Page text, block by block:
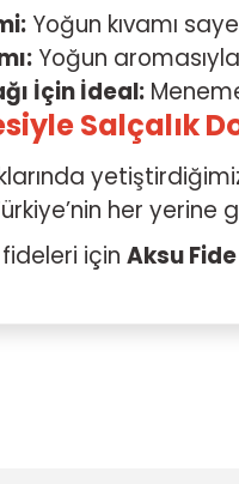
Yoğun kıvamı
Yoğun
İçin İdeal:
Salçalık
her yerine
için Aksu Fide